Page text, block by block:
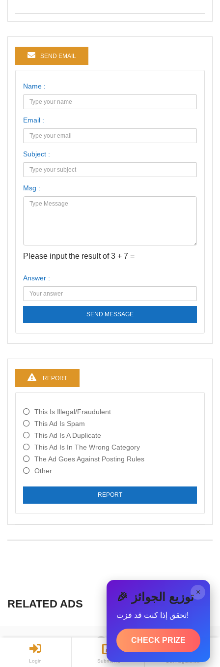
Login Submit Ad
SEND EMAIL
Name :
Email :
Subject :
Msg :
Please input the result of 3 + 7 =
Answer :
SEND MESSAGE
REPORT
This Is Illegal/fraudulent
This Ad Is Spam
This Ad Is A Duplicate
This Ad Is In The Wrong Category
The Ad Goes Against Posting Rules
Other
REPORT
RELATED ADS
All copyrights reserved © 2019 - WasetEgypt
× 🎉 توزيع الجوائز
تحقق إذا كنت قد فزت!
CHECK PRIZE